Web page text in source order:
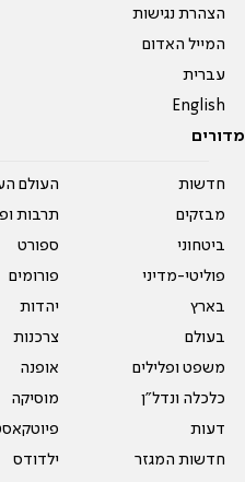
הצהרת נגישות
המייל האדום
עברית
English
מדורים
חדשות
מבזקים
ביטחוני
פוליטי-מדיני
בארץ
בעולם
משפט ופלילים
כלכלה ונדל"ן
דעות
חדשות המגזר
העולם
תרבות
ספורט
פורומים
יהדות
צרכנות
אופנה
מוסיקה
ילדודס